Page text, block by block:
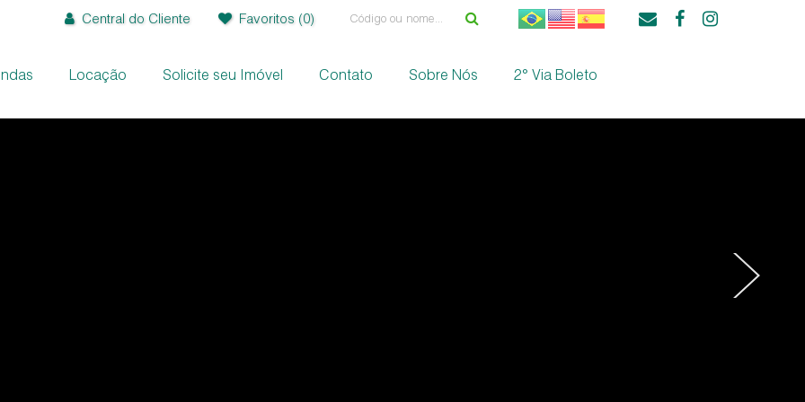
Central do Cliente Favoritos (0)
2° Via Boleto
Sobre Nós
Contato
Solicite seu Imóvel
Locação
›